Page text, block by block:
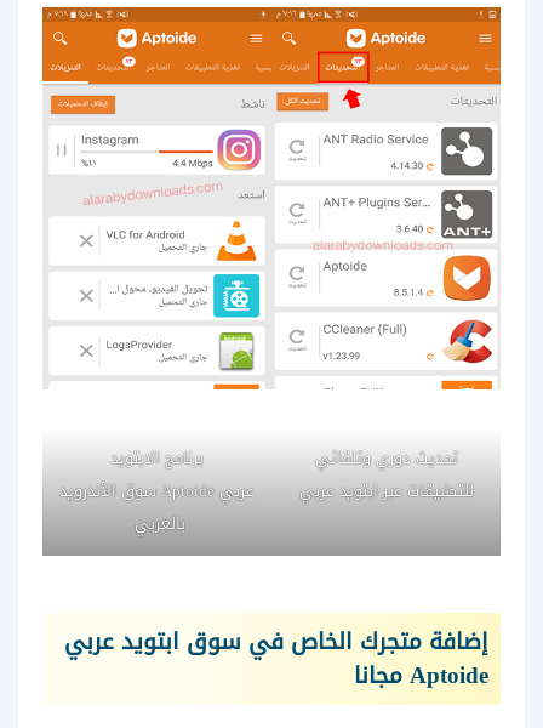
تحديث دوري وتلقائي
للتطبيقات عبر ابتويد عربي
برنامج الابتويد
عربي Aptoide سوق الأندرويد
بالعربي
إضافة متجرك الخاص في سوق ابتويد عربي
Aptoide مجانا